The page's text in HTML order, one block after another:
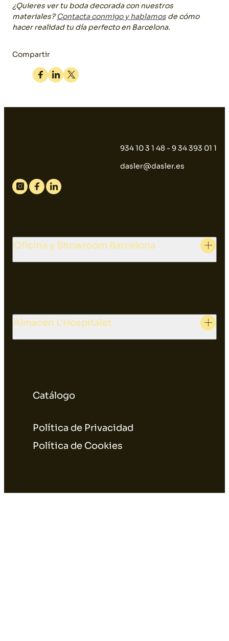
¿Quieres ver tu boda decorada con nuestros
materiales?Contacta conmigo y hablamos de cómo
hacer realidad tu día perfecto en Barcelona.
Compartir
Facebook
LinkedinTwitter
934 10 3 1 48 - 9 34 393 01 1
dasler@dasler.es
Instagram
FacebookLinkedin
Catálogo
Política de Privacidad
Política de Cookies
Oficina y Showroom Barcelona
Almacén L'Hospitalet